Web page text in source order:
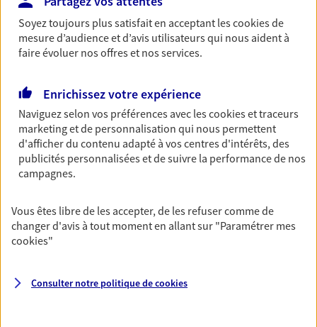
ou grande lectrice… personne n'est à l'abri d'un
accident du quotidien. Avec Ma Protection
Accident, protégez votre qualité de vie et vos
revenus.
OBTENIR UN TARIF EN LIGNE
Multirisque Entreprise
Gagnez en simplicité et en sérénité avec votre
unique pour protéger vos locaux, matériels pro,
équipements et stocks… sans oublier votre
responsabilité civile.
Soyez toujours plus satisfait en acceptant lescookiesde
mesure d’audience et d’avis utilisateurs qui nous aident à
faire évoluer nos offres et nos services.
Enrichissez votre expérience
Naviguez selon vos préférences avec lescookies et traceurs
marketing et de personnalisation qui nous permettent
d'afficher du contenu adapté à vos centres d'intérêts, des
publicités personnalisées et de suivre la performance de nos
campagnes.
Vous êtes libre de les accepter, de les refuser comme de
changer d'avis à tout moment en allant sur "Paramétrer mes
cookies"
Consulter notre politique decookies